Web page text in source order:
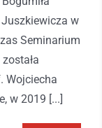
w
Seminarium
Wojciecha
w 2019 [...]